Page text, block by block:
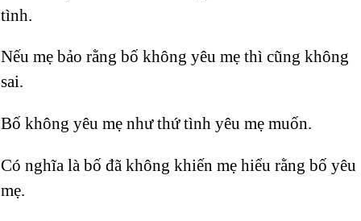
tình.
Nếu mẹ bảo rằng bố không yêu mẹ thì cũng không
sai.
Bố không yêu mẹ như thứ tình yêu mẹ muốn.
Có nghĩa là bố đã không khiến mẹ hiểu rằng bố yêu
mẹ.